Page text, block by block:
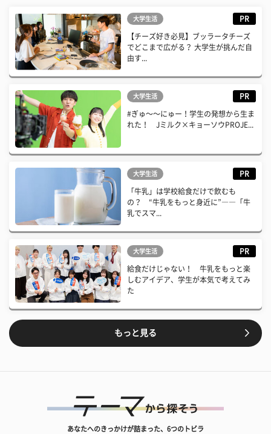
大学生活 PR
【チーズ好き必見】ブッラータチーズ
でどこまで広がる？ 大学生が挑んだ自
由す...
大学生活 PR
#ぎゅ〜〜にゅー！学生の発想から生ま
れた！ Jミルク×キョーソウPROJE...
大学生活 PR
「牛乳」は学校給食だけで飲むも
の？ “牛乳をもっと身近に”――「牛
乳でスマ...
大学生活 PR
給食だけじゃない！ 牛乳をもっと楽
しむアイデア、学生が本気で考えてみ
た
もっと見る
あなたへのきっかけが詰まった、6つのトビラ